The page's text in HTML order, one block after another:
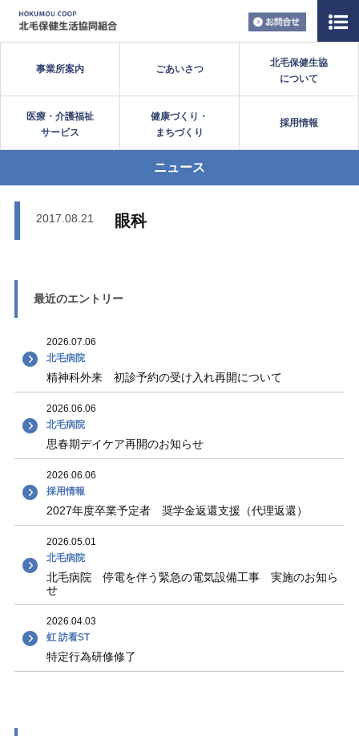
お問い合
事業所案内 ごあいさつ
北毛保健生協
について
医療・介護福祉
サービス
健康づくり・
まちづくり
採用情報
ニュース
2017.08.21 眼科
最近のエントリー
2026.07.06
北毛病院
精神科外来 初診予約の受け入れ再開について
2026.06.06
北毛病院
思春期デイケア再開のお知らせ
2026.06.06
採用情報
2027年度卒業予定者 奨学金返還支援（代理返還）
2026.05.01
北毛病院
北毛病院 停電を伴う緊急の電気設備工事 実施のお知ら
せ
2026.04.03
虹 訪看ST
特定行為研修修了